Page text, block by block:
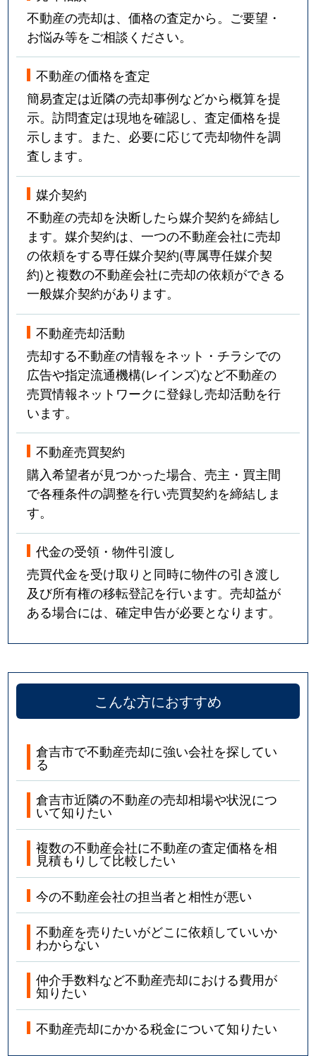
不動産の売却は、価格の査定から。ご要望・
お悩み等をご相談ください。
不動産の価格を査定
簡易査定は近隣の売却事例などから概算を提
示。訪問査定は現地を確認し、査定価格を提
示します。また、必要に応じて売却物件を調
査します。
媒介契約
不動産の売却を決断したら媒介契約を締結し
ます。媒介契約は、一つの不動産会社に売却
の依頼をする専任媒介契約(専属専任媒介契
約)と複数の不動産会社に売却の依頼ができる
一般媒介契約があります。
不動産売却活動
売却する不動産の情報をネット・チラシでの
広告や指定流通機構(レインズ)など不動産の
売買情報ネットワークに登録し売却活動を行
います。
不動産売買契約
購入希望者が見つかった場合、売主・買主間
で各種条件の調整を行い売買契約を締結しま
す。
代金の受領・物件引渡し
売買代金を受け取りと同時に物件の引き渡し
及び所有権の移転登記を行います。売却益が
ある場合には、確定申告が必要となります。
こんな方におすすめ
倉吉市で不動産売却に強い会社を探してい
る
倉吉市近隣の不動産の売却相場や状況につ
いて知りたい
複数の不動産会社に不動産の査定価格を相
見積もりして比較したい
今の不動産会社の担当者と相性が悪い
不動産を売りたいがどこに依頼していいか
わからない
仲介手数料など不動産売却における費用が
知りたい
不動産売却にかかる税金について知りたい